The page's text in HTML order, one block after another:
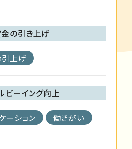
の引き上げ
上げ
ビーイング向上
ーション
働きがい